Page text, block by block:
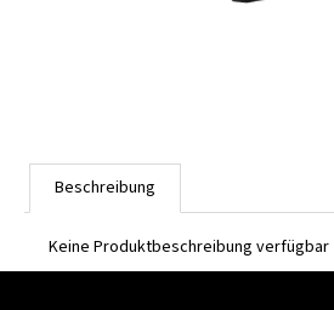
Beschreibung
Keine Produktbeschreibung verfügbar